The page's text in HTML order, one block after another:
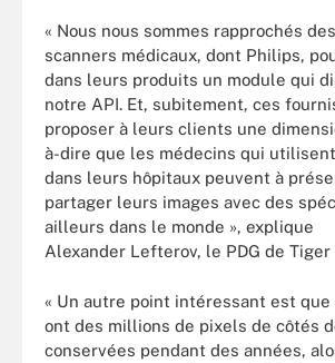
« Nous nous sommes rapprochés
scanners médicaux, dont Philips,
dans leurs produits un module qui
notre API. Et, subitement, ces
proposer à leurs clients une
à-dire que les médecins qui
dans leurs hôpitaux peuvent à
partager leurs images avec des
ailleurs dans le monde », explique
Alexander Lefterov, le PDG de Tiger
« Un autre point intéressant est que
ont des millions de pixels de côtés
conservées pendant des années,